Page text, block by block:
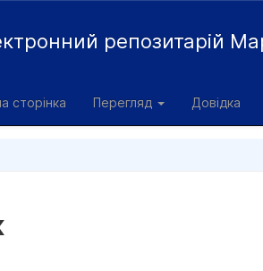
репозитарій
сторінка Перегляд Довідка